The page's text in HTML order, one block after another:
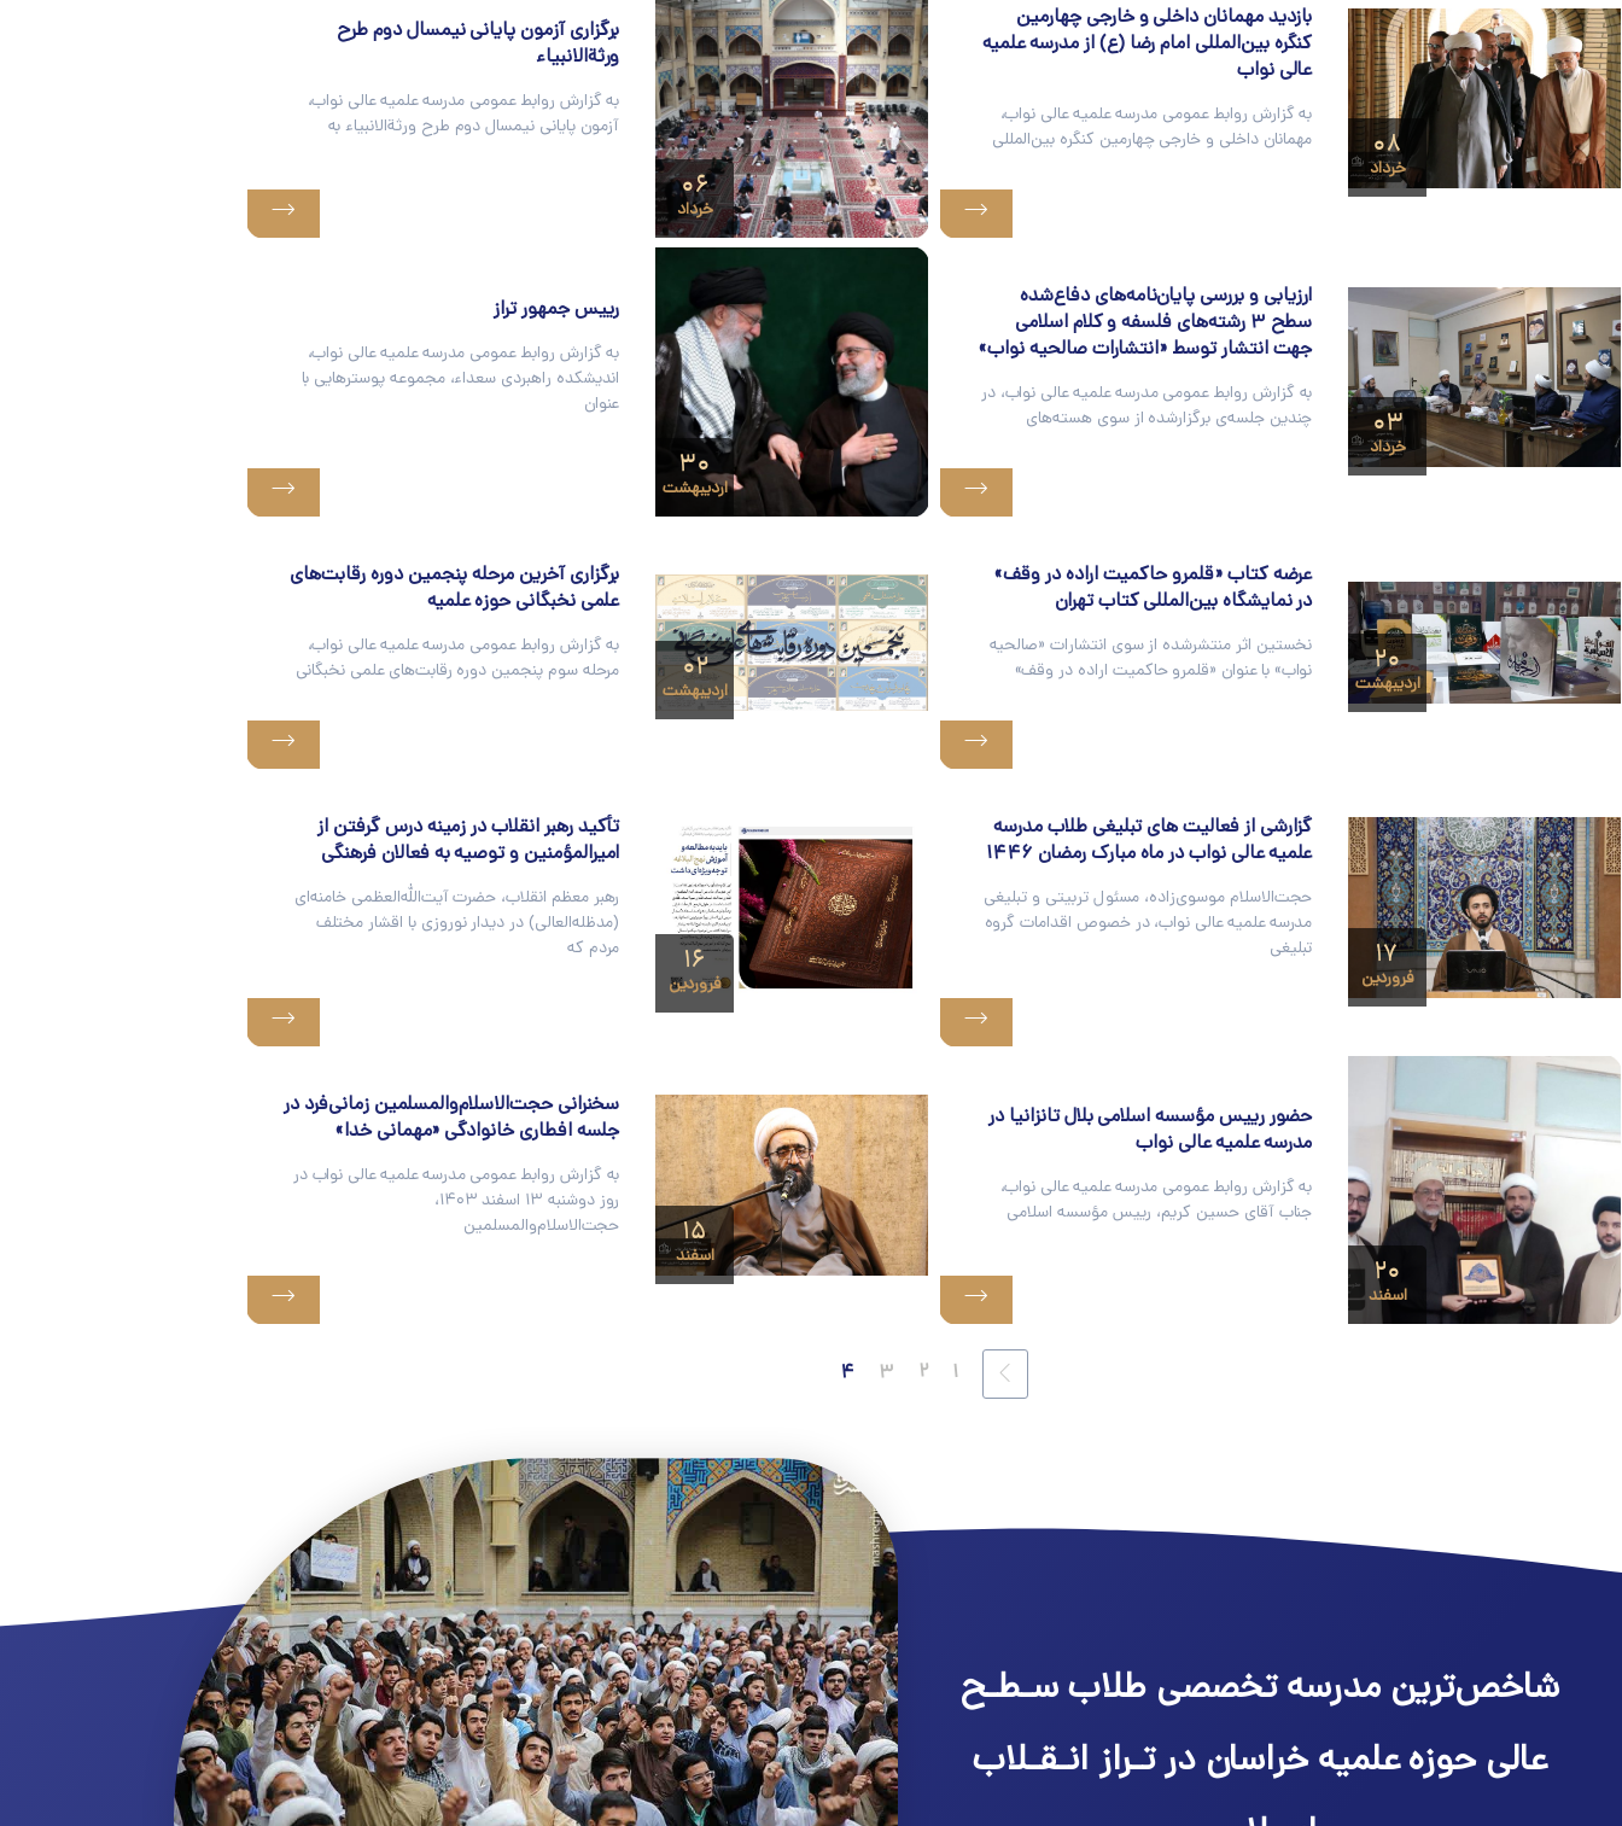
۰۸
خرداد
بازدید مهمانان داخلی و خارجی چهارمین
کنگره بین‌المللی امام رضا (ع) از مدرسه علمیه
عالی نواب
به گزارش روابط عمومی مدرسه علمیه عالی نواب،
مهمانان داخلی و خارجی چهارمین کنگره بین‌المللی
۰۶
خرداد
برگزاری آزمون پایانی نیمسال دوم طرح
ورثةالانبیاء
به گزارش روابط عمومی مدرسه علمیه عالی نواب،
آزمون پایانی نیمسال دوم طرح ورثةالانبیاء به
۰۳
خرداد
ارزیابی و بررسی پایان‌نامه‌های دفاع‌شده
سطح ۳ رشته‌های فلسفه و کلام اسلامی
جهت انتشار توسط «انتشارات صالحیه نواب»
به گزارش روابط عمومی مدرسه علمیه عالی نواب، در
چندین جلسه‌ی برگزارشده از سوی هسته‌های
۳۰
اردیبهشت
رییس جمهور تراز
به گزارش روابط عمومی مدرسه علمیه عالی نواب،
اندیشکده راهبردی سعداء، مجموعه پوسترهایی با
عنوان
۲۰
اردیبهشت
عرضه کتاب «قلمرو حاکمیت اراده در وقف»
در نمایشگاه بین‌المللی کتاب تهران
نخستین اثر منتشرشده از سوی انتشارات «صالحیه
نواب» با عنوان «قلمرو حاکمیت اراده در وقف»
۰۲
اردیبهشت
برگزاری آخرین مرحله پنجمین دوره رقابت‌های
علمی نخبگانی حوزه علمیه
به گزارش روابط عمومی مدرسه علمیه عالی نواب،
مرحله سوم پنجمین دوره رقابت‌های علمی نخبگانی
۱۷
فروردین
گزارشی از فعالیت های تبلیغی طلاب مدرسه
علمیه عالی نواب در ماه مبارک رمضان ۱۴۴۶
حجت‌الاسلام موسوی‌زاده، مسئول تربیتی و تبلیغی
مدرسه علمیه عالی نواب، در خصوص اقدامات گروه
تبلیغی
۱۶
فروردین
تأکید رهبر انقلاب در زمینه درس گرفتن از
امیرالمؤمنین و توصیه به فعالان فرهنگی
رهبر معظم انقلاب، حضرت آیت‌الله‌العظمی خامنه‌ای
(مدظله‌العالی) در دیدار نوروزی با اقشار مختلف
مردم که
۲۰
اسفند
حضور رییس مؤسسه اسلامی بلال تانزانیا در
مدرسه علمیه عالی نواب
به گزارش روابط عمومی مدرسه علمیه عالی نواب،
جناب آقای حسین کریم، رییس مؤسسه اسلامی
۱۵
اسفند
سخنرانی حجت‌الاسلام‌والمسلمین زمانی‌فرد در
جلسه افطاری خانوادگی «مهمانی خدا»
به گزارش روابط عمومی مدرسه علمیه عالی نواب در
روز دوشنبه ۱۳ اسفند ۱۴۰۳،
حجت‌الاسلام‌والمسلمین
۱ ۲ ۳ ۴
شاخص‌ترین مدرسه تخصصی طلاب سـطـح
عالی حوزه علمیه خراسان در تـراز انـقـلاب